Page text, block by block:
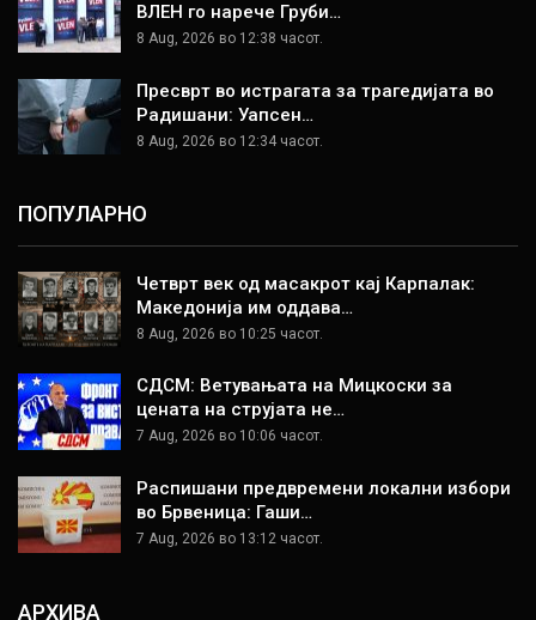
ВЛЕН го нарече Груби…
8 Aug, 2026 во 12:38 часот.
Пресврт во истрагата за трагедијата во
Радишани: Уапсен…
8 Aug, 2026 во 12:34 часот.
ПОПУЛАРНО
Четврт век од масакрот кај Карпалак:
Македонија им оддава…
8 Aug, 2026 во 10:25 часот.
СДСМ: Ветувањата на Мицкоски за
цената на струјата не…
7 Aug, 2026 во 10:06 часот.
Распишани предвремени локални избори
во Брвеница: Гаши…
7 Aug, 2026 во 13:12 часот.
АРХИВА